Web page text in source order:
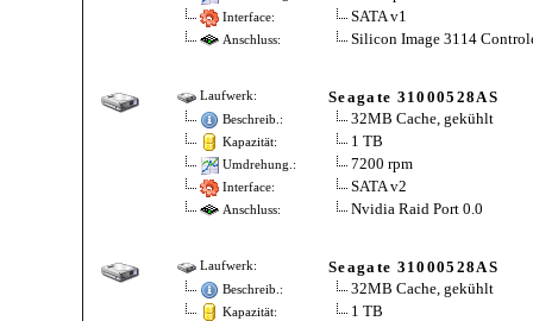
Interface: SATA v1
Anschluss: Silicon Image 3114
Laufwerk: Seagate 31000528AS
Beschreib.: 32MB Cache, gekühlt
Kapazität: 1 TB
Umdrehung.: 7200 rpm
Interface: SATA v2
Anschluss: Nvidia Raid Port 0.0
Laufwerk: Seagate 31000528AS
Beschreib.: 32MB Cache, gekühlt
Kapazität: 1 TB